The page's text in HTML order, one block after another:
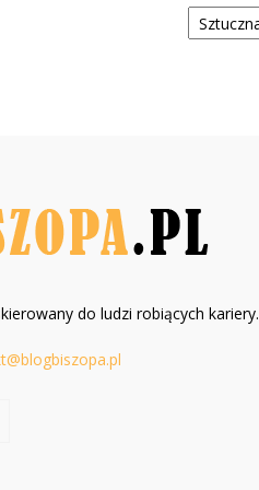
do ludzi robiących kariery.